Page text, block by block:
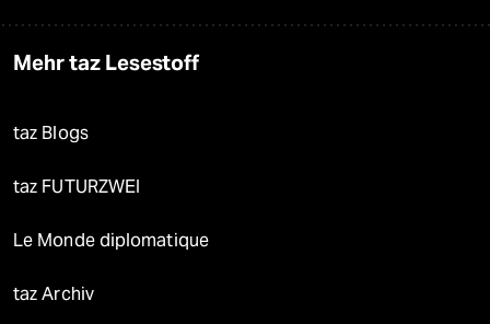
Mehr taz Lesestoff
taz Blogs
taz FUTURZWEI
Le Monde diplomatique
taz Archiv